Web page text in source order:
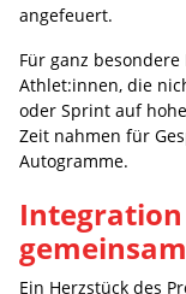
angefeuert.
Für ganz
Athlet:innen, die
oder Sprint auf
Zeit nahmen für
Autogramme.
Integration
Ein Herzstück des